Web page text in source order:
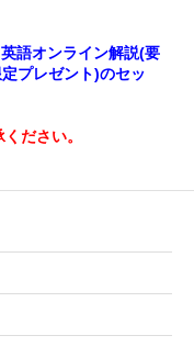
語オンライン解説(要
プレゼント)のセッ
ださい。